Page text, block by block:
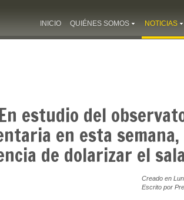
INICIO QUIÉNES SOMOS NOTICIAS
estudio del
en esta semana,
de dolarizar el
Creado en
Escrito por